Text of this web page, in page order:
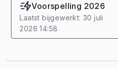
Voorspelling 2026
Laatst bijgewerkt: 30 juli
2026 14:58